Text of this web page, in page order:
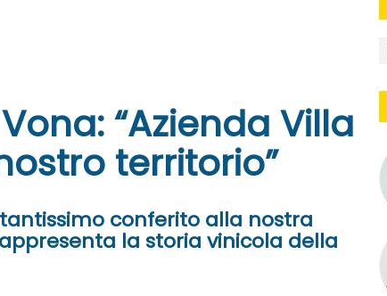
“Azienda Villa
territorio”
conferito alla nostra
la storia vinicola della